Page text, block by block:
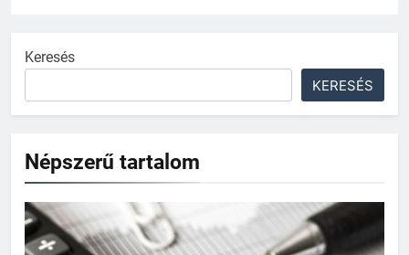
Keresés
KERESÉS
Népszerű tartalom